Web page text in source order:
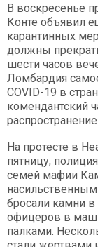
В воскресенье
Конте объявил
карантинных
должны
шести часов
Ломбардия
COVID-19 в
комендантский
На протесте в
пятницу,
семей мафии
бросали камни в
офицеров в
палками.